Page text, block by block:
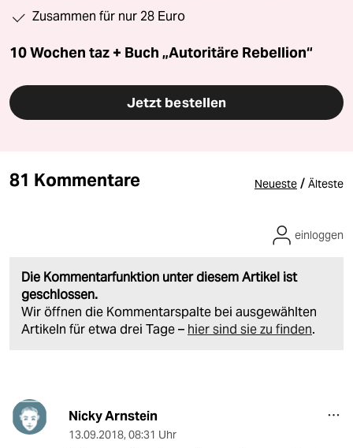
Zusammen für nur 28 Euro
10 Wochen taz + Buch „Autoritäre Rebellion“
Jetzt bestellen
81 Kommentare Neueste / Älteste
Die Kommentarfunktion unter diesem Artikel ist
geschlossen.
Wir öffnen die Kommentarspalte bei ausgewählten
Artikeln für etwa drei Tage – hier sind sie zu finden.
einloggen
Nicky Arnstein
13.09.2018, 08:31 Uhr